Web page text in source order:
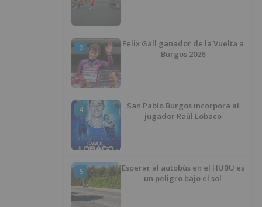
3
Felix Gall ganador de la Vuelta a
Burgos 2026
4
San Pablo Burgos incorpora al
jugador Raúl Lobaco
5
Esperar al autobús en el HUBU es
un peligro bajo el sol